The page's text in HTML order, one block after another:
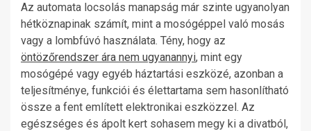
Az automata locsolás manapság már szinte ugyanolyan
hétköznapinak számít, mint a mosógéppel való mosás
vagy a lombfúvó használata. Tény, hogy az
öntözőrendszer ára nem ugyanannyi, mint egy
mosógépé vagy egyéb háztartási eszközé, azonban a
teljesítménye, funkciói és élettartama sem hasonlítható
össze a fent említett elektronikai eszközzel. Az
egészséges és ápolt kert sohasem megy ki a divatból,